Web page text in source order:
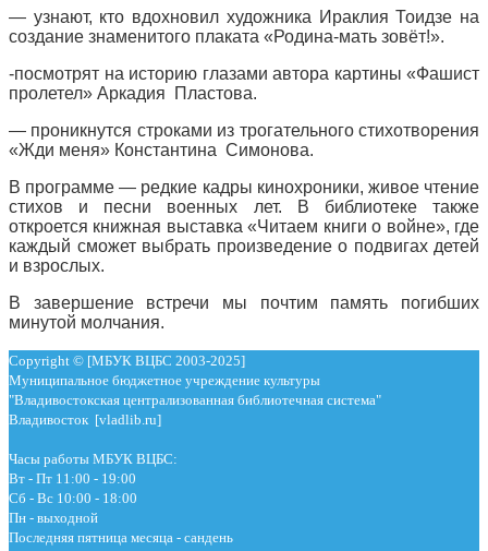
— узнают, кто вдохновил художника Ираклия Тоидзе на
создание знаменитого плаката «Родина-мать зовёт!».
-посмотрят на историю глазами автора картины «Фашист
пролетел» Аркадия Пластова.
— проникнутся строками из трогательного стихотворения
«Жди меня» Константина Симонова.
В программе — редкие кадры кинохроники, живое чтение
стихов и песни военных лет. В библиотеке также
откроется книжная выставка «Читаем книги о войне», где
каждый сможет выбрать произведение о подвигах детей
и взрослых.
В завершение встречи мы почтим память погибших
минутой молчания.
Copyright © [МБУК ВЦБС 2003-2025]
Муниципальное бюджетное учреждение культуры
"Владивостокская централизованная библиотечная система"
Владивосток [vladlib.ru]
Часы работы МБУК ВЦБС:
Вт - Пт 11:00 - 19:00
Сб - Вс 10:00 - 18:00
Пн - выходной
Последняя пятница месяца - сандень